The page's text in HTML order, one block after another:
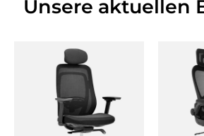
Unsere aktuellen